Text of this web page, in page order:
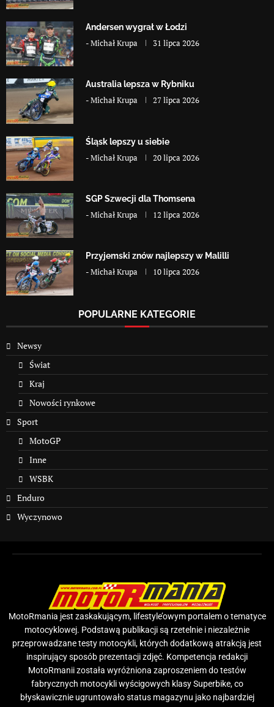
Andersen wygrał w Łodzi
-Michał Krupa 31 lipca 2026
Australia lepsza w Rybniku
-Michał Krupa 27 lipca 2026
Śląsk lepszy u siebie
-Michał Krupa 20 lipca 2026
SGP Szwecji dla Thomsena
-Michał Krupa 12 lipca 2026
Przyjemski znów najlepszy w Malilli
-Michał Krupa 10 lipca 2026
POPULARNE KATEGORIE
Newsy
Świat
Kraj
Nowości rynkowe
Sport
MotoGP
Inne
WSBK
Enduro
Wyczynowo
MotoRmania jest zaskakującym, lifestyle’owym portalem o tematyce
motocyklowej. Podstawą publikacji są rzetelnie i niezależnie
przeprowadzane testy motocykli, których dodatkową atrakcją jest
inspirujący sposób prezentacji zdjęć. Kompetencja redakcji
MotoRmanii została wyróżniona zaproszeniem do testów
fabrycznych motocykli wyścigowych klasy Superbike, co
błyskawicznie ugruntowało status magazynu jako najbardziej